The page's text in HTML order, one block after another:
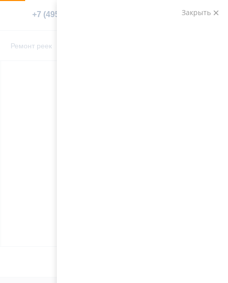
+7 (495) 783-89-82 Заказать звонок
Ремонт реек
Закрыть